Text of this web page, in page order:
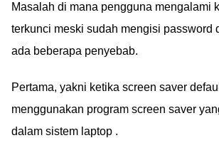
Masalah di mana pengguna mengalami
terkunci meski sudah mengisi password
ada beberapa penyebab.
Pertama, yakni ketika screen saver
menggunakan program screen saver
dalam sistem laptop .